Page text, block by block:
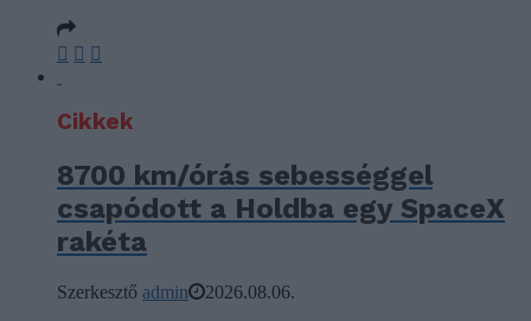
Cikkek
8700 km/órás sebességgel
csapódott a Holdba egy SpaceX
rakéta
Szerkesztő admin
2026.08.06.